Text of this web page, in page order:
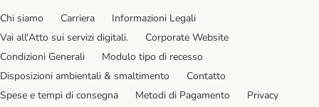
Chi siamo Carriera
Informazioni Legali
Vai all'Atto sui servizi digitali.
Corporate Website
Condizioni Generali
Modulo tipo di recesso
Disposizioni ambientali & smaltimento
Contatto
Spese e tempi di consegna
Metodi di Pagamento
Privacy